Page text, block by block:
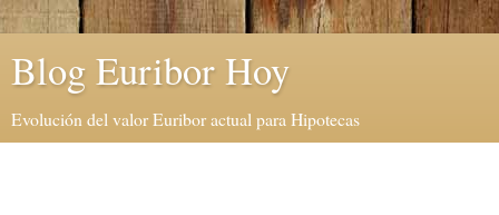
Blog Euribor Hoy
Evolución del valor Euribor actual para Hipotecas